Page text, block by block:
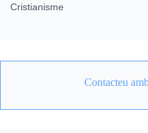
Cristianisme
Contacteu